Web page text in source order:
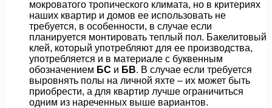
мокроватого тропического климата, но в критериях
наших квартир и домов ее использовать не
требуется, в особенности, в случае если
планируется монтировать теплый пол. Бакелитовый
клей, который употребляют для ее производства,
употребляется и в материале с буквенным
обозначением БС и БВ. В случае если требуется
выровнять полы на личной яхте – их может быть
приобрести, а для квартир лучше ограничиться
одним из нареченных выше вариантов.